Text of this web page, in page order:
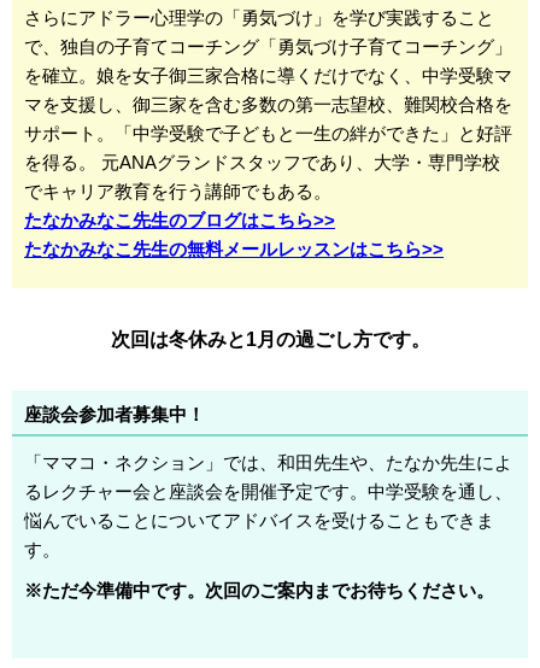
さらにアドラー心理学の「勇気づけ」を学び実践すること
で、独自の子育てコーチング「勇気づけ子育てコーチング」
を確立。娘を女子御三家合格に導くだけでなく、中学受験マ
マを支援し、御三家を含む多数の第一志望校、難関校合格を
サポート。「中学受験で子どもと一生の絆ができた」と好評
を得る。 元ANAグランドスタッフであり、大学・専門学校
でキャリア教育を行う講師でもある。
たなかみなこ先生のブログはこちら>>
たなかみなこ先生の無料メールレッスンはこちら>>
次回は冬休みと1月の過ごし方です。
座談会参加者募集中！
「ママコ・ネクション」では、和田先生や、たなか先生によ
るレクチャー会と座談会を開催予定です。中学受験を通し、
悩んでいることについてアドバイスを受けることもできま
す。
※ただ今準備中です。次回のご案内までお待ちください。